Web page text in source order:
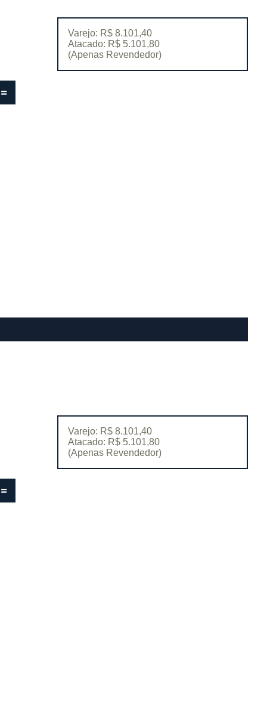
Varejo: R$ 8.101,40
Atacado: R$ 5.101,80
(Apenas Revendedor)
Varejo: R$ 8.101,40
Atacado: R$ 5.101,80
(Apenas Revendedor)